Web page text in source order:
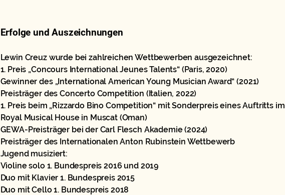
Erfolge und Auszeichnungen
Lewin Creuz wurde bei zahlreichen Wettbewerben ausgezeichnet:
1. Preis „Concours International Jeunes Talents“ (Paris, 2020)
Gewinner des „International American Young Musician Award“ (2021)
Preisträger des Concerto Competition (Italien, 2022)
1. Preis beim „Rizzardo Bino Competition“ mitSonderpreis eines Auftritts im
Royal Musical House in Muscat (Oman)
GEWA-Preisträger bei der Carl Flesch Akademie (2024)
Preisträger des Internationalen Anton Rubinstein Wettbewerb
Jugend musiziert:
Violine solo 1. Bundespreis 2016 und 2019
Duo mit Klavier 1. Bundespreis 2015
Duo mit Cello 1. Bundespreis 2018